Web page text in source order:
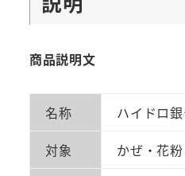
商品説明文
名称
ハイドロ
対象
かぜ・花